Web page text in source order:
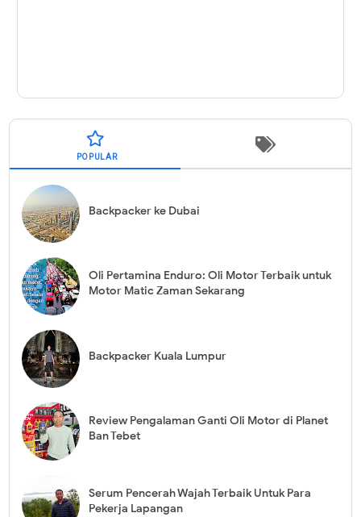
POPULAR
Backpacker ke Dubai
Oli Pertamina Enduro: Oli Motor Terbaik untuk
Motor Matic Zaman Sekarang
Backpacker Kuala Lumpur
Review Pengalaman Ganti Oli Motor di Planet
Ban Tebet
Serum Pencerah Wajah Terbaik Untuk Para
Pekerja Lapangan